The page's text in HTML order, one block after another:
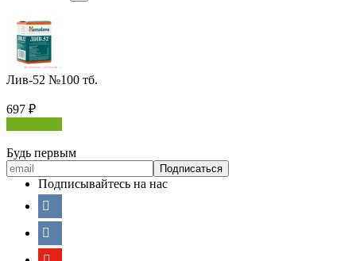
Лив-52 №100 тб.
697 ₽
Будь первым
Подписывайтесь на нас